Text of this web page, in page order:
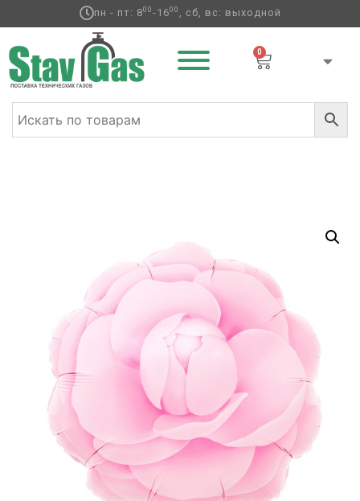
пн - пт: 800-1600 , сб, вс: выходной
0